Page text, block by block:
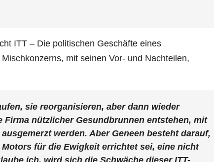
ITT – Die politischen Geschäfte eines
mit seinen Vor- und Nachteilen,
sie reorganisieren, aber dann wieder
Firma nützlicher Gesundbrunnen entstehen, mit
werden. Aber Geneen besteht darauf,
für die Ewigkeit errichtet sei, eine nicht